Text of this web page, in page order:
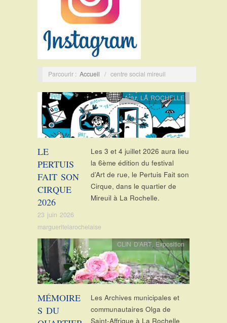
Parcourir : Accueil / centre social mireuil
LE
PERTUIS
FAIT SON
CIRQUE
2026
23 juin 2026
margueritelarochelaise
Actu, LA ROCHELLE
Les 3 et 4 juillet 2026 aura lieu
la 6ème édition du festival
d’Art de rue, le Pertuis Fait son
Cirque, dans le quartier de
Mireuil à La Rochelle.
MÉMOIRE
S DU
CLIN D'ART, Exposition
Les Archives municipales et
communautaires Olga de
Saint-Affrique à La Rochelle